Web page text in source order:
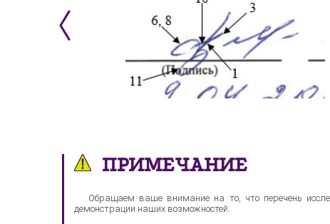
ПРИМЕЧАНИЕ
Обращаем ваше внимание на то, что перечень
демонстрации наших возможностей.